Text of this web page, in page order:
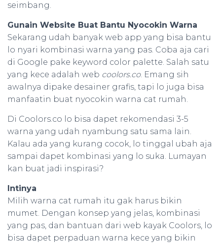
seimbang.
Gunain Website Buat Bantu Nyocokin Warna
Sekarang udah banyak web app yang bisa bantu
lo nyari kombinasi warna yang pas. Coba aja cari
di Google pake keyword color palette. Salah satu
yang kece adalah web coolors.co. Emang sih
awalnya dipake desainer grafis, tapi lo juga bisa
manfaatin buat nyocokin warna cat rumah.
Di Coolors.co lo bisa dapet rekomendasi 3-5
warna yang udah nyambung satu sama lain.
Kalau ada yang kurang cocok, lo tinggal ubah aja
sampai dapet kombinasi yang lo suka. Lumayan
kan buat jadi inspirasi?
Intinya
Milih warna cat rumah itu gak harus bikin
mumet. Dengan konsep yang jelas, kombinasi
yang pas, dan bantuan dari web kayak Coolors, lo
bisa dapet perpaduan warna kece yang bikin